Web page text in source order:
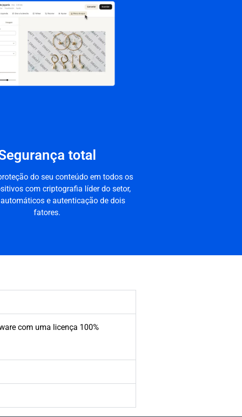
total
do seu conteúdo em todos os
com criptografia líder do setor,
e autenticação de dois
fatores.
com uma licença 100%